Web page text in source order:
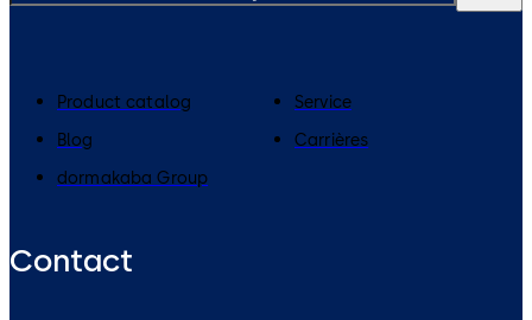
Product catalog
Service
Blog
Carrières
dormakaba Group
Contact